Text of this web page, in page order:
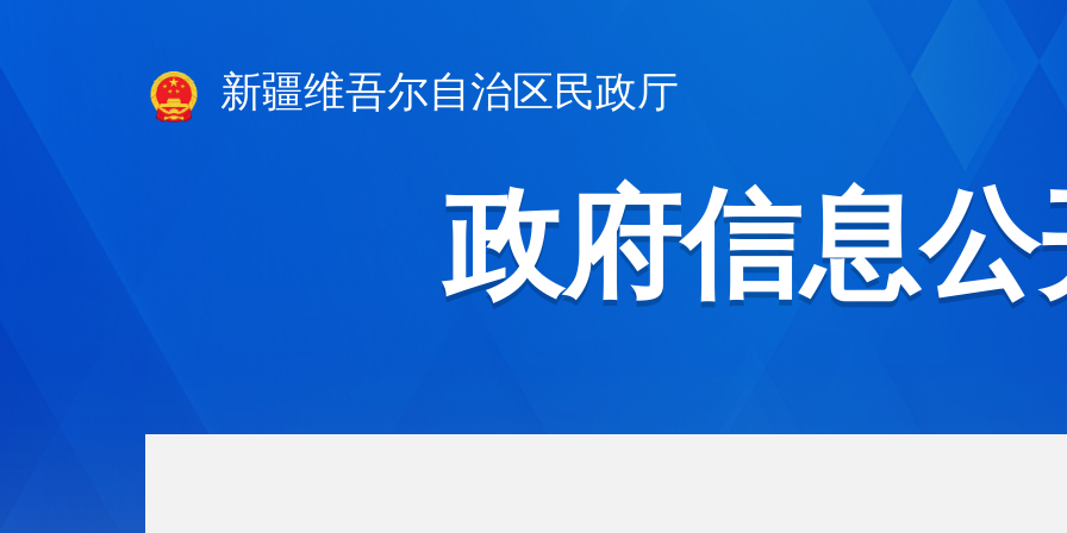
新疆维吾尔自治区民政厅
政府信息公